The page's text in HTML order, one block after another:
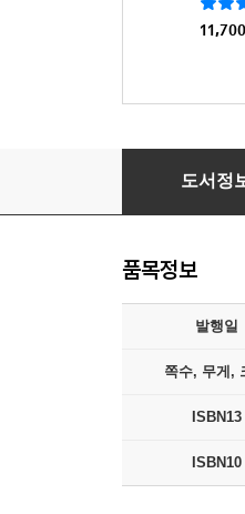
11,700
타인의 해석
도서정
품목정보
발행일
쪽수, 무게,
ISBN13
ISBN10